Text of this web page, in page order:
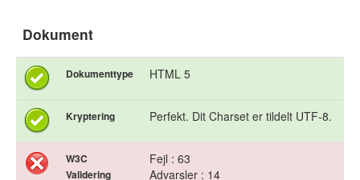
Dokument
Dokumenttype HTML 5
Kryptering Perfekt. Dit Charset er tildelt UTF-8.
W3C
Validering
Fejl : 63
Advarsler : 14